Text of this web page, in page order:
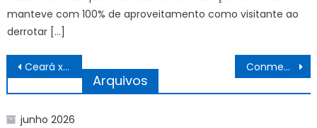
manteve com 100% de aproveitamento como visitante ao
derrotar […]
Navegação
de
Ceará x Cruzeiro – Onde assistir, arbitragem e escalações Conmebol define as sedes das finais da Libertadores e Sul-Americana de 2026
Arquivos
junho 2026